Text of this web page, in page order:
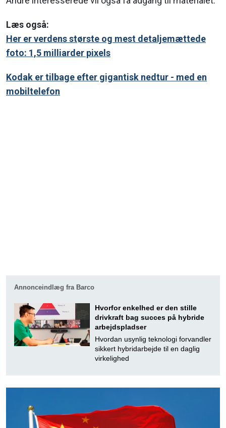
Læs også:
Her er verdens største og mest detaljemættede
foto: 1,5 milliarder pixels
Kodak er tilbage efter gigantisk nedtur - med en
mobiltelefon
Annonceindlæg fra Barco
Hvorfor enkelhed er den stille
drivkraft bag succes på hybride
arbejdspladser
Hvordan usynlig teknologi forvandler
sikkert hybridarbejde til en daglig
virkelighed